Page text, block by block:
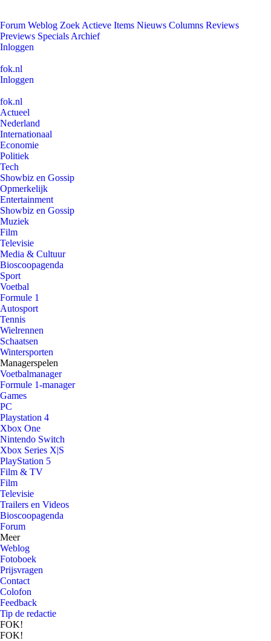
Forum Weblog Zoek Actieve Items Nieuws Columns Reviews
Previews Specials Archief
Inloggen
fok.nl
Inloggen
fok.nl
Actueel
Nederland
Internationaal
Economie
Politiek
Tech
Showbiz en Gossip
Opmerkelijk
Entertainment
Showbiz en Gossip
Muziek
Film
Televisie
Media & Cultuur
Bioscoopagenda
Sport
Voetbal
Formule 1
Autosport
Tennis
Wielrennen
Schaatsen
Wintersporten
Managerspelen
Voetbalmanager
Formule 1-manager
Games
PC
Playstation 4
Xbox One
Nintendo Switch
Xbox Series X|S
PlayStation 5
Film & TV
Film
Televisie
Trailers en Videos
Bioscoopagenda
Forum
Meer
Weblog
Fotoboek
Prijsvragen
Contact
Colofon
Feedback
Tip de redactie
FOK!
FOK!